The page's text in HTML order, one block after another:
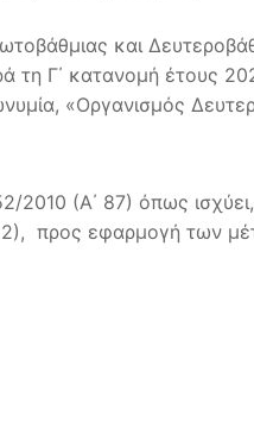
και
τη Γ΄ κατανομή έτους
«Οργανισμός
2010 (Α΄ 87) όπως
προς εφαρμογή των